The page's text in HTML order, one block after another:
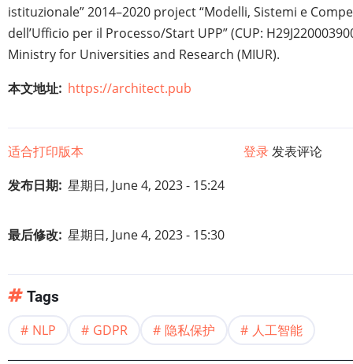
istituzionale” 2014–2020 project “Modelli, Sistemi e
dell’Ufficio per il Processo/Start UPP” (CUP:
Ministry for Universities and Research (MIUR).
本文地址 https://architect.pub
适合打印版本 登录发表评论
发布日期 星期日, June 4, 2023 - 15:24
最后修改 星期日, June 4, 2023 - 15:30
Tags
NLP GDPR 隐私保护 人工智能